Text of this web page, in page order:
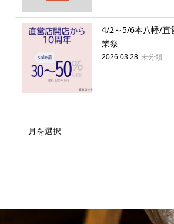
4/2～5/6本八幡/直
業祭
2026.03.28 未分類
月を選択